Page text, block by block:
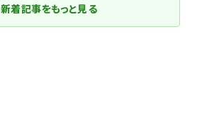
新着記事をもっと見る